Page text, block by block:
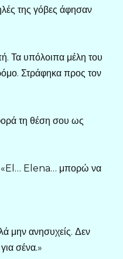
της γόβες άφησαν
Τα υπόλοιπα μέλη του
Στράφηκα προς τον
τη θέση σου ως
«El… Elena… μπορώ να
μην ανησυχείς. Δεν
σένα.»